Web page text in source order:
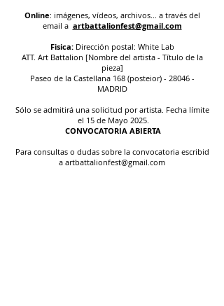
Online: imágenes, vídeos, archivos... a través del
email a artbattalionfest@gmail.com
Fisica:Dirección postal: White Lab
ATT. Art Battalion [Nombre del artista - Título de la
pieza]
Paseo de la Castellana 168 (posteior) - 28046 -
MADRID
Sólo se admitirá una solicitud por artista. Fecha límite
el 15 de Mayo 2025.
CONVOCATORIA ABIERTA
Para consultas o dudas sobre la convocatoria escribid
a artbattalionfest@gmail.com